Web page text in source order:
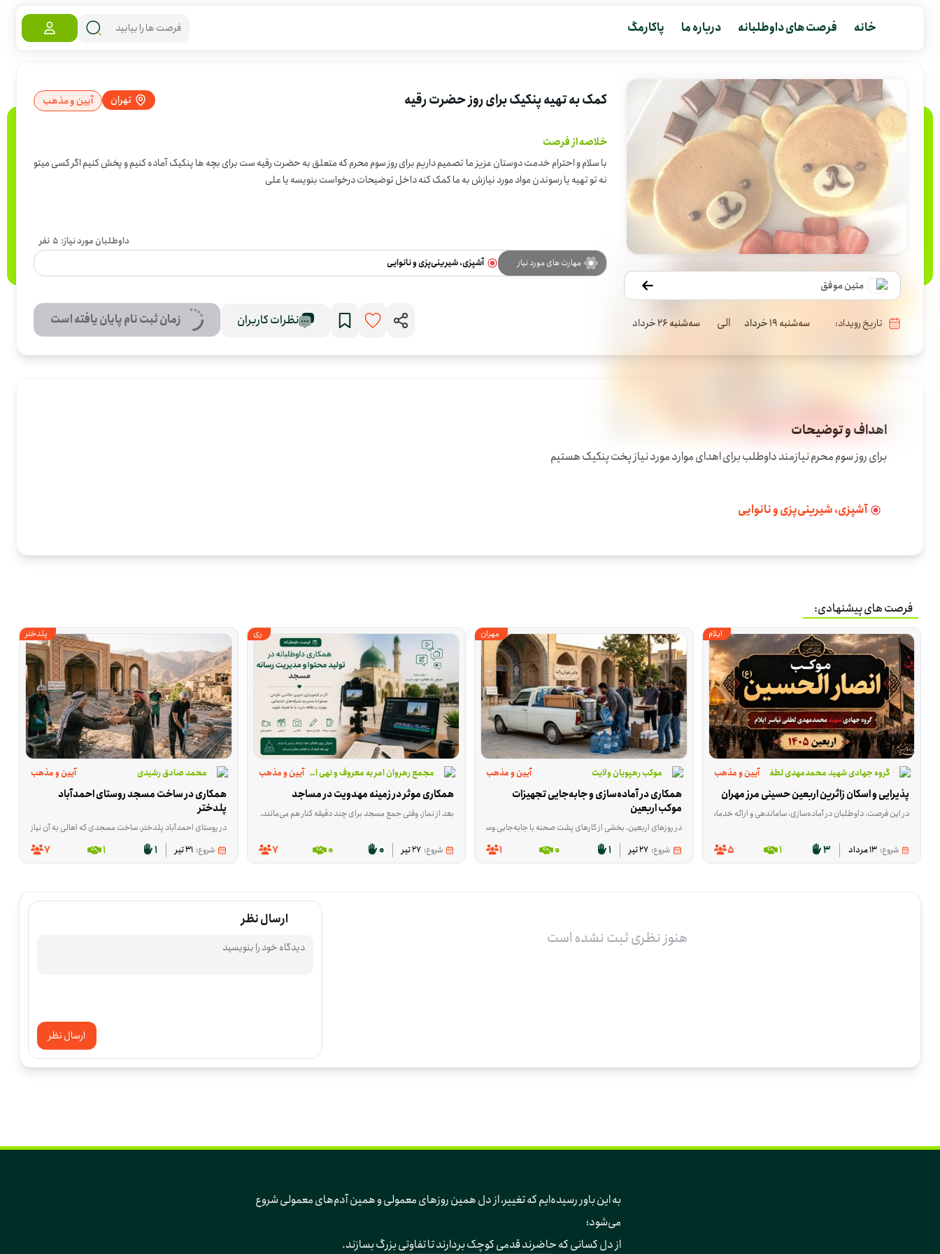
خانه فرصت های داوطلبانه درباره ما پاکارمگ
متین موفق
کمک به تهیه پنکیک برای روز حضرت رقیه تهران آیین و مذهب
خلاصه از فرصت
با سلام و احترام خدمت دوستان عزیز ما تصمیم داریم برای روز سوم محرم که متعلق به حضرت رقیه ست برای بچه ها پنکیک آماده کنیم و پخش کنیم اگر کسی میتو
نه تو تهیه یا رسوندن مواد مورد نیازش به ما کمک کنه داخل توضیحات درخواست بنویسه یا علی
داوطلبان مورد نیاز: 5 نفر
مهارت های مورد نیاز
آشپزی، شیرینی‌پزی و نانوایی
تاریخ رویداد: سه‌شنبه 19 خرداد الی سه‌شنبه 26 خرداد نظرات کاربران زمان ثبت نام پایان یافته است
اهداف و توضیحات
برای روز سوم محرم نیازمند داوطلب برای اهدای موارد مورد نیاز پخت پنکیک هستیم
آشپزی، شیرینی‌پزی و نانوایی
فرصت های پیشنهادی:
ایلام
گروه جهادی شهید محمدمهدی لطفی نیاسر ایلام
آیین و مذهب
پذیرایی و اسکان زائرین اربعین حسینی مرز مهران
در این فرصت، داوطلبان در آماده‌سازی، ساماندهی و ارائه خدمات اسکان و پذیرایی از زائران در مرکز مهران مشارکت می‌کنند. فعالیت‌ها با توجه به نیاز مرکز و هماهنگی مسئولان شامل پذیرش و راهنمایی زائران، توزیع اقلام موردنیاز، نظم‌بخشی به محل اسکان، نظافت و آماده‌سازی فضا، پاسخگویی
شروع: 13 مرداد 3
1
5
مهران
موکب رهپویان ولایت آیین و مذهب
موکب اربعین
در روزهای اربعین، بخشی از کارهای پشت صحنه با جابه‌جایی وسایل و رساندن اقلام مورد نیاز پیش می‌رود. این فرصت برای کسی مناسب است که بتواند با وانت، بار و وسایل لازم را داخل شهر جابه‌جا کند، خریدهای مورد نیاز را برساند و بین موکب‌ها رفت‌وآمد داشته باشد. محل این فعالیت مهران در استان ایلام است و از امروز تا ۱۶ مرداد به وانت برای این رفت‌وآمدها نیاز هست. اگر وانت در اختیار دارید و می‌توانید برای جابه‌جایی وسایل، بار و مایحتاج مورد نیاز کمک کنید، در این فرصت به
شروع: 27 تیر 1
0
1
ری
مجمع رهروان امر به معروف و نهی از منکر شهرستان پردیس
آیین و مذهب
همکاری موثر در زمینه مهدویت در مساجد
بعد از نماز، وقتی جمع مسجد برای چند دقیقه کنار هم می‌مانند، قرار است محتوای کوتاه و قابل فهمی درباره مهدویت پخش شود؛ محتوایی که با ویدئوپروژکتور نمایش داده می‌شود و بین ۳ تا ۱۰ دقیقه زمان می‌گیرد. این فرصت برای اجرای همین برنامه در مسجدها شکل گرفته و داوطلب می‌تواند در هماهنگی، پخش محتوا یا فراهم‌کردن امکان اجرا نقش داشته باشد. این فعالیت در تهران، شهرری برگزار می‌شود و برای افرادی مناسب است که در مسجد محله خود حضور دارند، مسئولیت فرهنگی مسجد را بر عهده دارند یا می‌توانند به اجرای طرح در مسجدها کمک کنند. کسانی که امکان تهیه ویدئوپروژکتور برای مسجدها را
شروع: 27 تیر 0
0
7
پلدختر
محمد صادق رشیدی آیین و مذهب
پلدختر
در روستای احمدآباد پلدختر، ساخت مسجدی که اهالی به آن نیاز دارند هنوز ادامه دارد و این فرصت برای کمک در همین مسیر شکل گرفته است. داوطلب‌ها در
شروع: 31 تیر 1
1
7
هنوز نظری ثبت نشده است
ارسال نظر
ارسال نظر
به این باور رسیده‌ایم که تغییر، از دل همین روزهای معمولی و همین آدم‌های معمولی شروع
می‌شود؛
از دل کسانی که حاضرند قدمی کوچک بردارند تا تفاوتی بزرگ بسازند.